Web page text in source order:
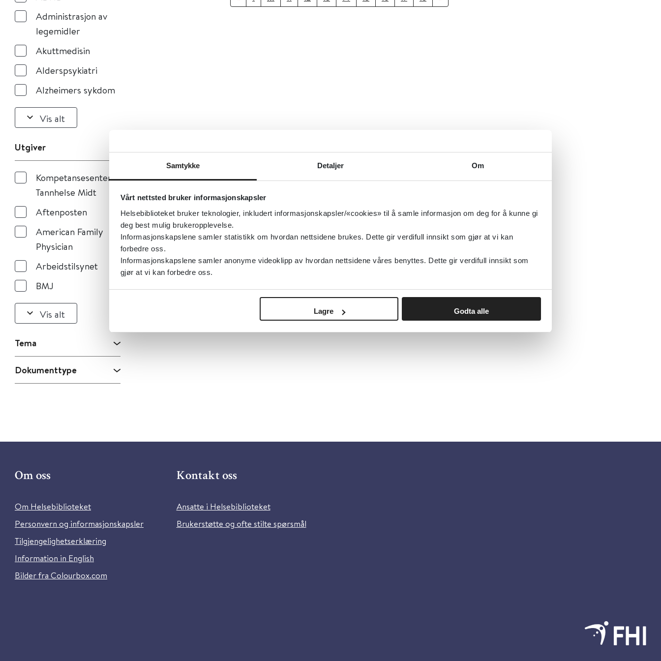
Samtykke Detaljer Om
Vårt nettsted bruker informasjonskapsler
Helsebiblioteket bruker teknologier, inkludert informasjonskapsler/«cookies» til å samle informasjon om deg for å kunne gi
deg best mulig brukeropplevelse.
Informasjonskapslene samler statistikk om hvordan nettsidene brukes. Dette gir verdifull innsikt som gjør at vi kan
forbedre oss.
Informasjonskapslene samler anonyme videoklipp av hvordan nettsidene våres benyttes. Dette gir verdifull innsikt som
gjør at vi kan forbedre oss.
Lagre Godta alle
Administrasjon av
legemidler
Akuttmedisin
Alderspsykiatri
Alzheimers sykdom
Vis alt
Utgiver
Kompetansesenteret
Tannhelse Midt
Aftenposten
American Family
Physician
Arbeidstilsynet
BMJ
Vis alt
Tema
Dokumenttype
Om oss
Om Helsebiblioteket
Personvern og informasjonskapsler
Tilgjengelighetserklæring
Information in English
Bilder fra Colourbox.com
Kontakt oss
Ansatte i Helsebiblioteket
Brukerstøtte og ofte stilte spørsmål